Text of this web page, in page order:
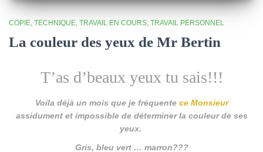
COPIE TECHNIQUE TRAVAIL EN COURS TRAVAIL PERSONNEL
La couleur des yeux de Mr Bertin
T’as d’beaux yeux tu sais!!!
Voila déjà un mois que je fréquente ce Monsieur
assidument et impossible de déterminer la couleur de ses
yeux.
Gris, bleu vert … marron???